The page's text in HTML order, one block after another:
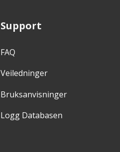
Support
FAQ
Veiledninger
Bruksanvisninger
Logg Databasen